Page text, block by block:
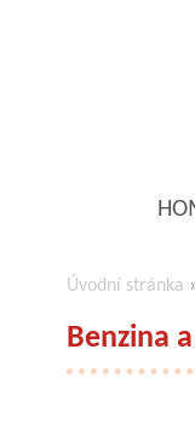
Úvodní stránka
Benzina